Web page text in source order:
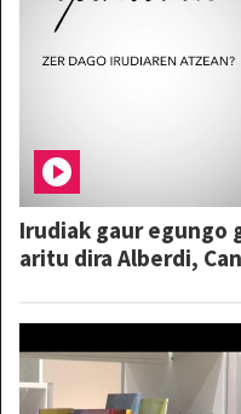
Irudiak gaur egungo
aritu dira Alberdi,